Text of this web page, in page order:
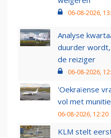
06-08-2026,
Analyse
duurder
de reiziger
06-08-2026,
'Oekraïense
vol met
06-08-2026, 12:20
KLM stelt